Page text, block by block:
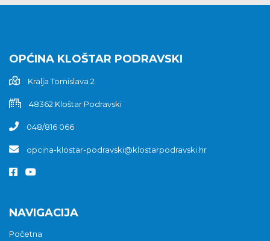
OPĆINA KLOŠTAR PODRAVSKI
Kralja Tomislava 2
48362 Kloštar Podravski
048/816 066
opcina-klostar-podravski@klostarpodravski.hr
NAVIGACIJA
Početna